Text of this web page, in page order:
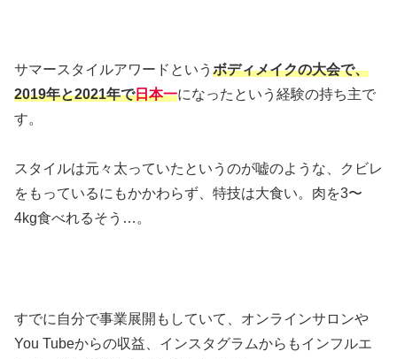
サマースタイルアワードという ボディメイクの大会で、
2019年と2021年で日本一になったという経験の持ち主で
す。
スタイルは元々太っていたというのが嘘のような、クビレ
をもっているにもかかわらず、特技は大食い。肉を3〜
4kg食べれるそう…。
すでに自分で事業展開もしていて、オンラインサロンや
You Tubeからの収益、インスタグラムからもインフルエ